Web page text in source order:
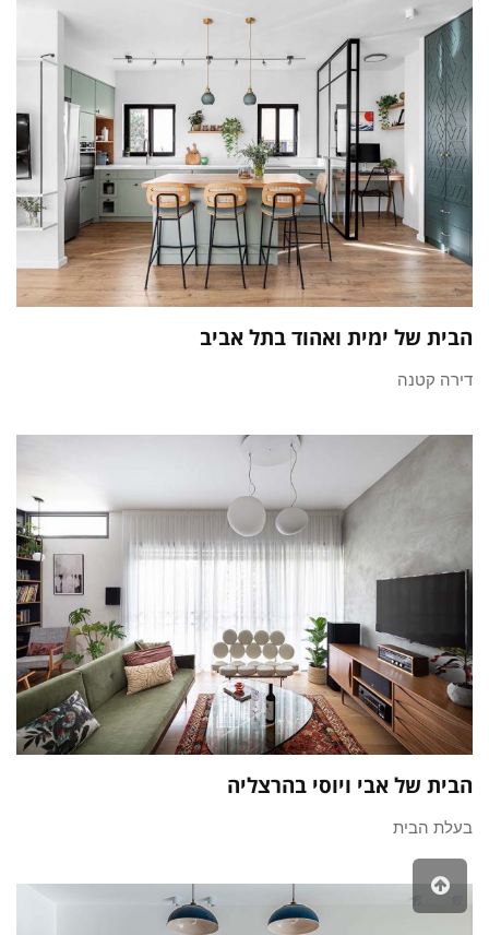
הבית של ימית ואהוד בתל אביב
דירה קטנה
הבית של אבי ויוסי בהרצליה
בעלת הבית
גלילה
לראש